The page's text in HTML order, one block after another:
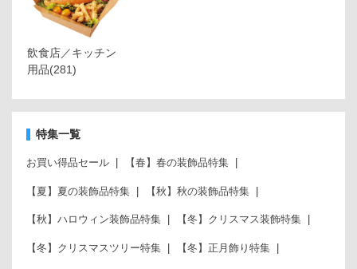
飲食店／キッチン
用品(281)
特集一覧
お買い得品セール 【春】春の装飾品特集
【夏】夏の装飾品特集 【秋】秋の装飾品特集
【秋】ハロウィン装飾品特集 【冬】クリスマス装飾特集
【冬】クリスマスツリー特集 【冬】正月飾り特集